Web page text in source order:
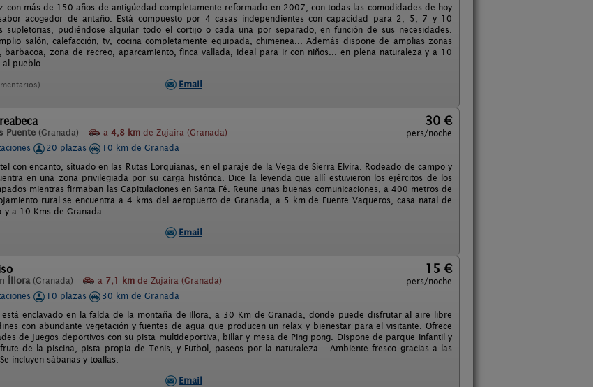
con más de 150 años de antigüedad completamente reformado en 2007, con todas las comodidades de hoy
acogedor de antaño. Está compuesto por 4 casas independientes con capacidad para 2, 5, 7 y 10
supletorias, pudiéndose alquilar todo el cortijo o cada una por separado, en función de sus necesidades.
salón, calefacción, tv, cocina completamente equipada, chimenea... Además dispone de amplias zonas
barbacoa, zona de recreo, aparcamiento, finca vallada, ideal para ir con niños... en plena naturaleza y a 10
pueblo.
Email
Puente (Granada) a 4,8 km de Zujaira (Granada)
30 €
pers/noche
20 plazas
10 km de Granada
con encanto, situado en las Rutas Lorquianas, en el paraje de la Vega de Sierra Elvira. Rodeado de campo y
en una zona privilegiada por su carga histórica. Dice la leyenda que allí estuvieron los ejércitos de los
mientras firmaban las Capitulaciones en Santa Fé. Reune unas buenas comunicaciones, a 400 metros de
rural se encuentra a 4 kms del aeropuerto de Granada, a 5 km de Fuente Vaqueros, casa natal de
y a 10 Kms de Granada.
Email
Íllora (Granada) a 7,1 km de Zujaira (Granada)
15 €
pers/noche
10 plazas
30 km de Granada
está enclavado en la falda de la montaña de Illora, a 30 Km de Granada, donde puede disfrutar al aire libre
con abundante vegetación y fuentes de agua que producen un relax y bienestar para el visitante. Ofrece
de juegos deportivos con su pista multideportiva, billar y mesa de Ping pong. Dispone de parque infantil y
de la piscina, pista propia de Tenis, y Futbol, paseos por la naturaleza... Ambiente fresco gracias a las
incluyen sábanas y toallas.
Email